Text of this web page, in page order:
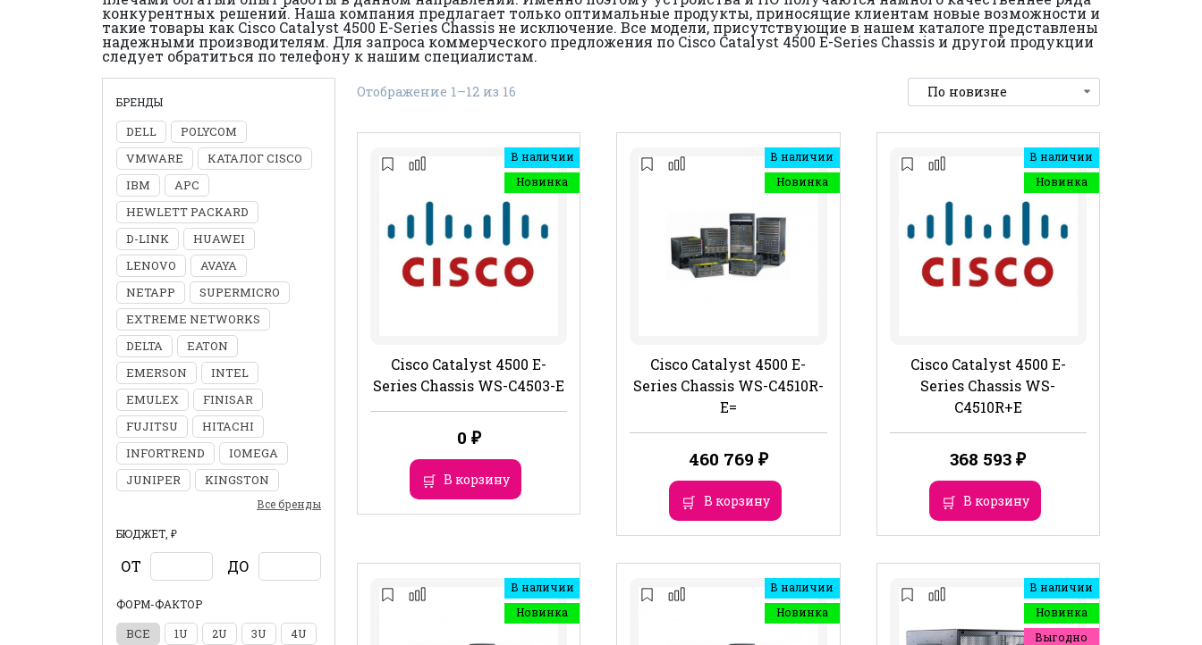
конкурентных решений. Наша компания предлагает только оптимальные продукты, приносящие клиентам новые возможности и
такие товары как Cisco Catalyst 4500 E-Series Chassis не исключение. Все модели, присутствующие в нашем каталоге представлены
надежными производителям. Для запроса коммерческого предложения по Cisco Catalyst 4500 E-Series Chassis и другой продукции
следует обратиться по телефону к нашим специалистам.
БРЕНДЫ
DELL
POLYCOM
VMWARE
КАТАЛОГ CISCO
IBM
APC
HEWLETT PACKARD
D-LINK
HUAWEI
LENOVO
AVAYA
NETAPP
SUPERMICRO
EXTREME NETWORKS
DELTA
EATON
EMERSON
INTEL
EMULEX
FINISAR
FUJITSU
HITACHI
INFORTREND
IOMEGA
JUNIPER
KINGSTON
Все бренды
БЮДЖЕТ, ₽
ОТ ДО
ФОРМ-ФАКТОР
ВСЕ 1U 2U 3U
4U
Отображение 1–12 из 16
В наличии
Новинка
Cisco Catalyst 4500 E-
Series Chassis WS-C4503-E
0 ₽
В корзину
В наличии
Новинка
Cisco Catalyst 4500 E-
Series Chassis WS-C4510R-
E=
460 769 ₽
В корзину
В наличии
Новинка
Cisco Catalyst 4500 E-
Series Chassis WS-
C4510R+E
368 593₽
В корзину
В наличии
Новинка
В наличии
Новинка
В наличии
Новинка
Выгодно